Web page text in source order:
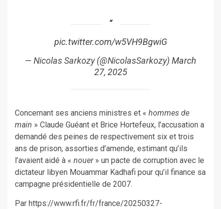
pic.twitter.com/w5VH9BgwiG
— Nicolas Sarkozy (@NicolasSarkozy) March
27, 2025
Concernant ses anciens ministres et « hommes de
main » Claude Guéant et Brice Hortefeux, l’accusation a
demandé des peines de respectivement six et trois
ans de prison, assorties d’amende, estimant qu’ils
l’avaient aidé à « nouer» un pacte de corruption avec le
dictateur libyen Mouammar Kadhafi pour qu’il finance sa
campagne présidentielle de 2007.
Par https://www.rfi.fr/fr/france/20250327-